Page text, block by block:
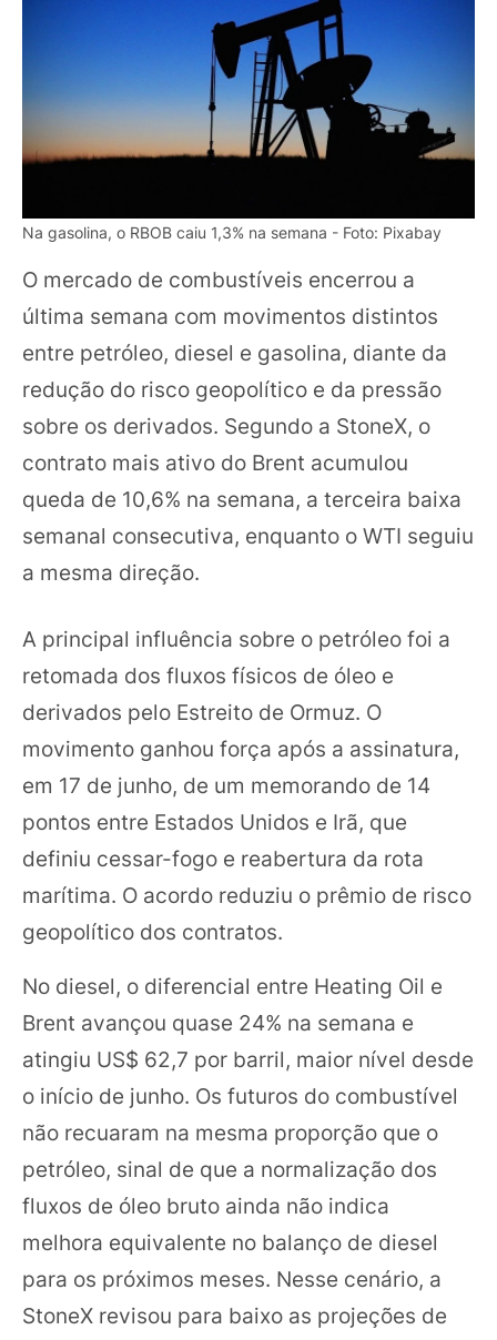
Na gasolina, o RBOB caiu 1,3% na semana - Foto: Pixabay
O mercado de combustíveis encerrou a
última semana com movimentos distintos
entre petróleo, diesel e gasolina, diante da
redução do risco geopolítico e da pressão
sobre os derivados. Segundo a StoneX, o
contrato mais ativo do Brent acumulou
queda de 10,6% na semana, a terceira baixa
semanal consecutiva, enquanto o WTI seguiu
a mesma direção.
A principal influência sobre o petróleo foi a
retomada dos fluxos físicos de óleo e
derivados pelo Estreito de Ormuz. O
movimento ganhou força após a assinatura,
em 17 de junho, de um memorando de 14
pontos entre Estados Unidos e Irã, que
definiu cessar-fogo e reabertura da rota
marítima. O acordo reduziu o prêmio de risco
geopolítico dos contratos.
No diesel, o diferencial entre Heating Oil e
Brent avançou quase 24% na semana e
atingiu US$ 62,7 por barril, maior nível desde
o início de junho. Os futuros do combustível
não recuaram na mesma proporção que o
petróleo, sinal de que a normalização dos
fluxos de óleo bruto ainda não indica
melhora equivalente no balanço de diesel
para os próximos meses. Nesse cenário, a
StoneX revisou para baixo as projeções de